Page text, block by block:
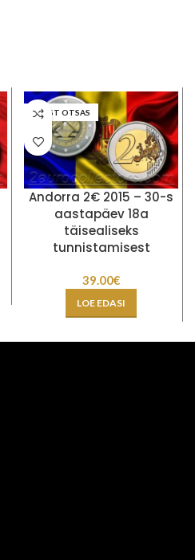
LAOST OTSAS
Andorra 2€ 2015 – 30-s
aastapäev 18a
täisealiseks
tunnistamisest
39.00€
LOE EDASI